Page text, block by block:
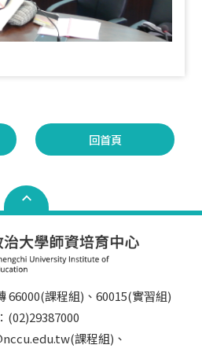
回首頁
66000(課程組)、60015(實習組)
(02)29387000
課程組)、